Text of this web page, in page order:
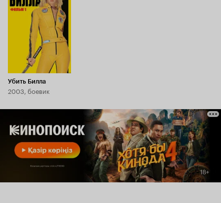
7.7
Убить Билла
2003, боевик